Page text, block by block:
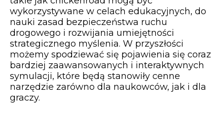
wykorzystywane w celach edukacyjnych, do
nauki zasad bezpieczeństwa ruchu
drogowego i rozwijania umiejętności
strategicznego myślenia. W przyszłości
możemy spodziewać się pojawienia się coraz
bardziej zaawansowanych i interaktywnych
symulacji, które będą stanowiły cenne
narzędzie zarówno dla naukowców, jak i dla
graczy.